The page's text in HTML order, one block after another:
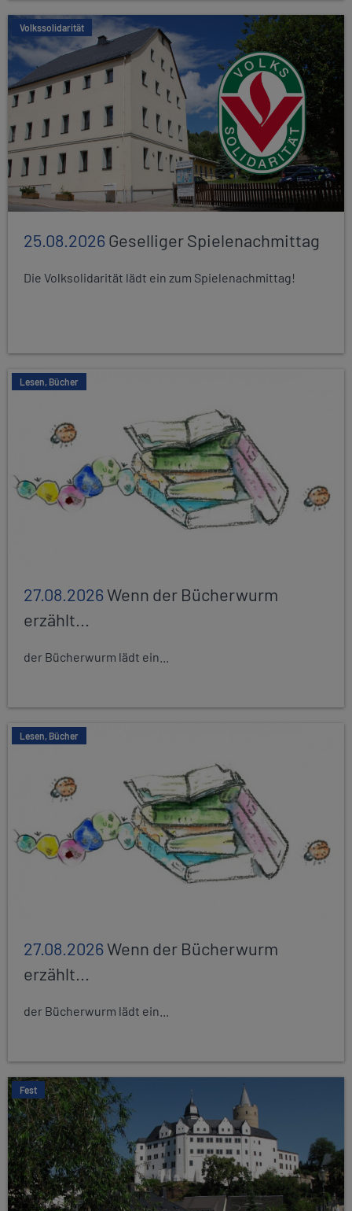
Volkssolidarität
25.08.2026Geselliger Spielenachmittag
Die Volksolidarität lädt ein zum Spielenachmittag!
Lesen, Bücher
27.08.2026Wenn der Bücherwurm
erzählt...
der Bücherwurm lädt ein...
Lesen, Bücher
27.08.2026Wenn der Bücherwurm
erzählt...
der Bücherwurm lädt ein...
Fest